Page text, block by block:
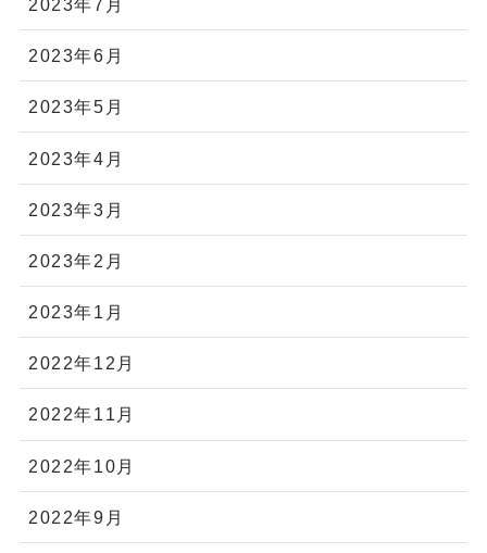
2023年7月
2023年6月
2023年5月
2023年4月
2023年3月
2023年2月
2023年1月
2022年12月
2022年11月
2022年10月
2022年9月